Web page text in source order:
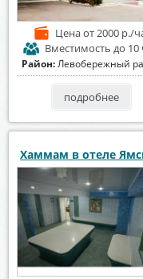
Ценаот 2000 р./
Вместимость до 10
Район:Левобережный
подробнее
Хаммам в отеле